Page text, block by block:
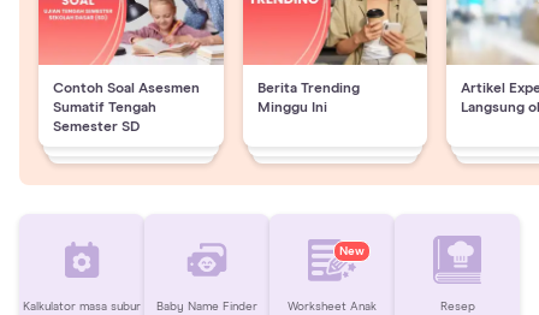
Contoh Soal Asesmen
Sumatif Tengah
Semester SD
Berita Trending
Minggu Ini
Artikel
Langsung
Kalkulator masa subur Baby Name Finder
New
Worksheet Anak Resep